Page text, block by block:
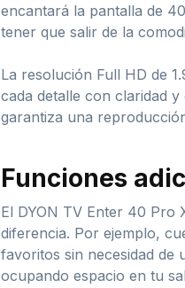
encantará la pantalla de
tener que salir de la
La resolución Full HD de
cada detalle con claridad
garantiza una
Funciones
El DYON TV Enter 40 Pro
diferencia. Por ejemplo,
favoritos sin necesidad de
ocupando espacio en tu